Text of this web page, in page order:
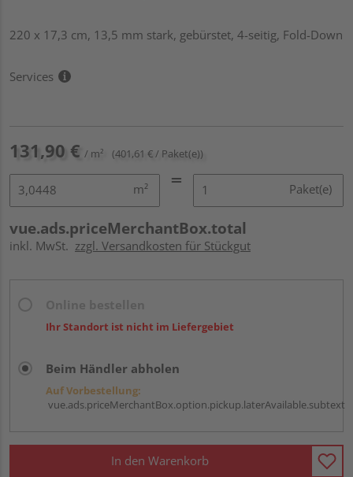
220 x 17,3 cm, 13,5 mm stark, gebürstet, 4-seitig, Fold-Down
Services
131,90 € / m² (401,61 € / Paket(e))
m² Paket(e)
vue.ads.priceMerchantBox.total
inkl. MwSt. zzgl. Versandkosten für Stückgut
Ihr Standort ist nicht im Liefergebiet
Beim Händler abholen
Auf Vorbestellung:
vue.ads.priceMerchantBox.option.pickup.laterAvailable.subtext
In den Warenkorb